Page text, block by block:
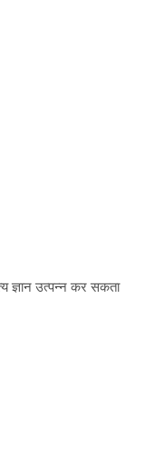
ज्ञान उत्पन्न कर सकता